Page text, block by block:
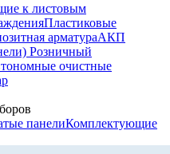
к листовым
Пластиковые
арматураАКП
Розничный
очистные
панелиКомплектующие